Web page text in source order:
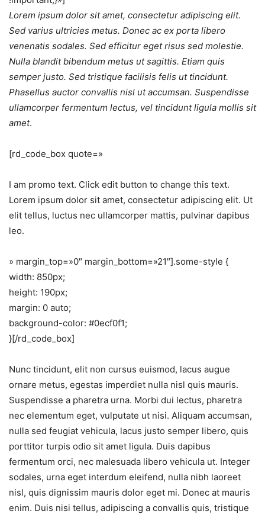
Lorem ipsum dolor sit amet, consectetur adipiscing elit.
Sed varius ultricies metus. Donec ac ex porta libero
venenatis sodales. Sed efficitur eget risus sed molestie.
Nulla blandit bibendum metus ut sagittis. Etiam quis
semper justo. Sed tristique facilisis felis ut tincidunt.
Phasellus auctor convallis nisl ut accumsan. Suspendisse
ullamcorper fermentum lectus, vel tincidunt ligula mollis sit
amet.
[rd_code_box quote=»
I am promo text. Click edit button to change this text.
Lorem ipsum dolor sit amet, consectetur adipiscing elit. Ut
elit tellus, luctus nec ullamcorper mattis, pulvinar dapibus
leo.
» margin_top=»0″ margin_bottom=»21″].some-style {
width: 850px;
height: 190px;
margin: 0 auto;
background-color: #0ecf0f1;
}[/rd_code_box]
Nunc tincidunt, elit non cursus euismod, lacus augue
ornare metus, egestas imperdiet nulla nisl quis mauris.
Suspendisse a pharetra urna. Morbi dui lectus, pharetra
nec elementum eget, vulputate ut nisi. Aliquam accumsan,
nulla sed feugiat vehicula, lacus justo semper libero, quis
porttitor turpis odio sit amet ligula. Duis dapibus
fermentum orci, nec malesuada libero vehicula ut. Integer
sodales, urna eget interdum eleifend, nulla nibh laoreet
nisl, quis dignissim mauris dolor eget mi. Donec at mauris
enim. Duis nisi tellus, adipiscing a convallis quis, tristique